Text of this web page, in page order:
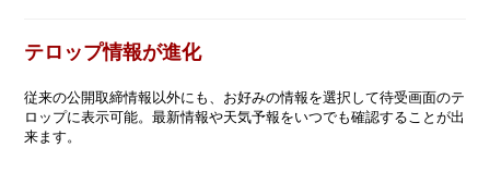
テロップ情報が進化
従来の公開取締情報以外にも、お好みの情報を選択して待受画面のテ
ロップに表示可能。最新情報や天気予報をいつでも確認することが出
来ます。